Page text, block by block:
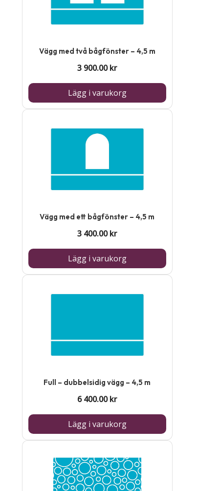
Vägg med två bågfönster – 4,5 m
3 900.00kr
Lägg i varukorg
Vägg med ett bågfönster – 4,5 m
3 400.00kr
Lägg i varukorg
Full – dubbelsidig vägg – 4,5 m
6 400.00kr
Lägg i varukorg